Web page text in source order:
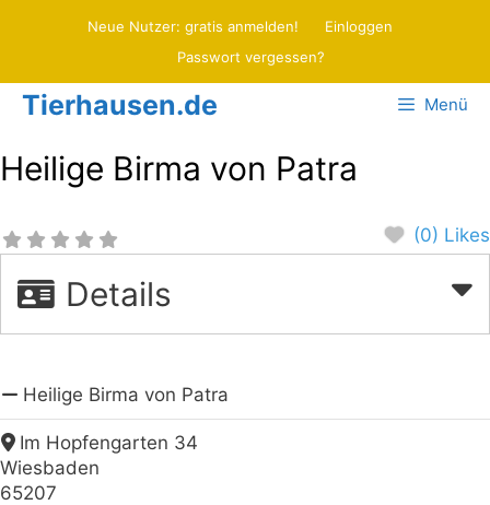
Neue Nutzer: gratis anmelden!
Einloggen
Passwort vergessen?
Tierhausen.de Menü
Heilige Birma von Patra
(0) Likes
Details
Heilige Birma von Patra
Im Hopfengarten 34
Wiesbaden
65207